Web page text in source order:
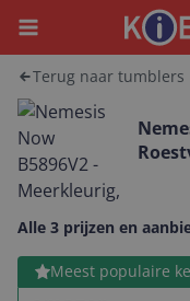
Menu
Terug naar tumblers
Alle 3 prijzen en
Meest populaire
Bekijk product